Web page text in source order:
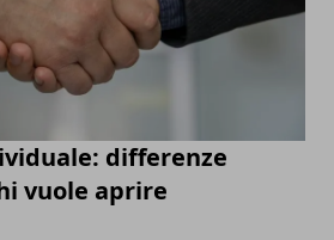
differenze
vuole aprire